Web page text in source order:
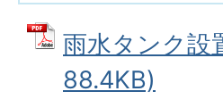
雨水タンク設
88.4KB)